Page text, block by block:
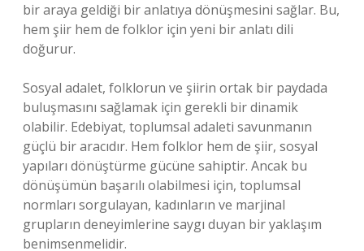
bir araya geldiği bir anlatıya dönüşmesini sağlar. Bu,
hem şiir hem de folklor için yeni bir anlatı dili
doğurur.
Sosyal adalet, folklorun ve şiirin ortak bir paydada
buluşmasını sağlamak için gerekli bir dinamik
olabilir. Edebiyat, toplumsal adaleti savunmanın
güçlü bir aracıdır. Hem folklor hem de şiir, sosyal
yapıları dönüştürme gücüne sahiptir. Ancak bu
dönüşümün başarılı olabilmesi için, toplumsal
normları sorgulayan, kadınların ve marjinal
grupların deneyimlerine saygı duyan bir yaklaşım
benimsenmelidir.